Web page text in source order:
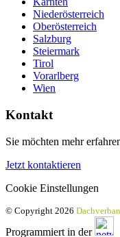
Niederösterreich
Oberösterreich
Salzburg
Steiermark
Tirol
Vorarlberg
Wien
Kontakt
Sie möchten mehr
Jetzt kontaktieren
Cookie Einstellungen
© Copyright 2026
Programmiert in der